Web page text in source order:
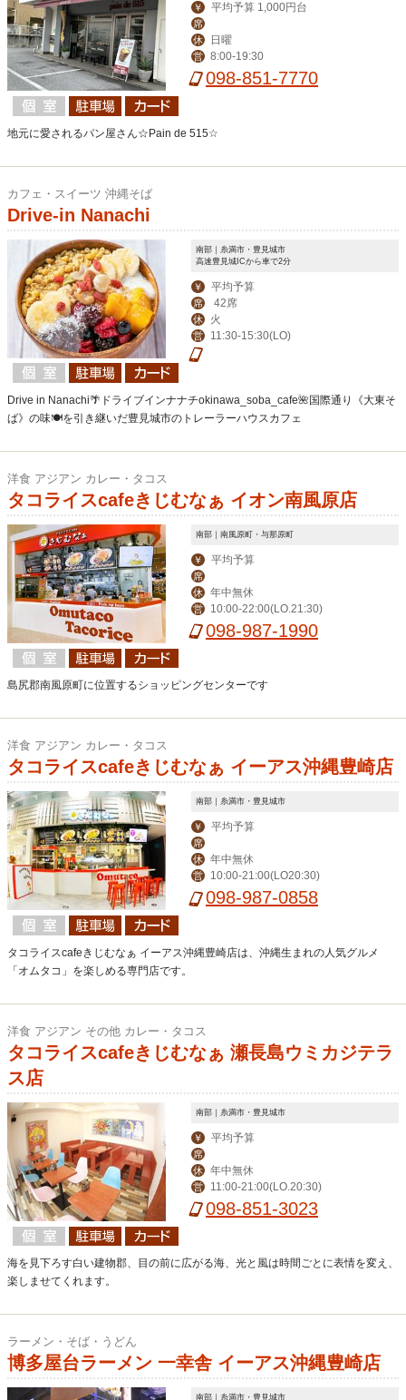
￥ 平均予算 1,000円台
席
休
日曜
営 8:00-19:30
098-851-7770
地元に愛されるパン屋さん☆Pain de 515☆
カフェ・スイーツ 沖縄そば
Drive-in Nanachi
南部｜糸満市・豊見城市
高速豊見城ICから車で2分
￥ 平均予算
席 42席
休 火
営 11:30-15:30(LO)
Drive in Nanachi🌴ドライブインナナチokinawa_soba_cafe🌺国際通り《大東そ
ば》の味🍽を引き継いだ豊見城市のトレーラーハウスカフェ
洋食 アジアン カレー・タコス
タコライスcafeきじむなぁ イオン南風原店
南部｜南風原町・与那原町
￥ 平均予算
席
休
年中無休
営 10:00-22:00(LO.21:30)
098-987-1990
島尻郡南風原町に位置するショッピングセンターです
洋食 アジアン カレー・タコス
タコライスcafeきじむなぁ イーアス沖縄豊崎店
南部｜糸満市・豊見城市
￥ 平均予算
席
休
年中無休
営 10:00-21:00(LO20:30)
098-987-0858
タコライスcafeきじむなぁ イーアス沖縄豊崎店は、沖縄生まれの人気グルメ
「オムタコ」を楽しめる専門店です。
洋食 アジアン その他 カレー・タコス
タコライスcafeきじむなぁ 瀬長島ウミカジテラ
ス店
南部｜糸満市・豊見城市
￥ 平均予算
席
休
年中無休
営 11:00-21:00(LO.20:30)
098-851-3023
海を見下ろす白い建物郡、目の前に広がる海、光と風は時間ごとに表情を変え、
楽しませてくれます。
ラーメン・そば・うどん
博多屋台ラーメン 一幸舎 イーアス沖縄豊崎店
南部｜糸満市・豊見城市